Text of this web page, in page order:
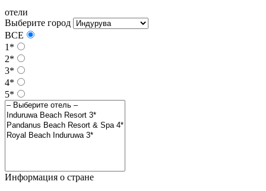
отели
Выберите город
ВСЕ
1*
2*
3*
4*
5*
Информация о стране